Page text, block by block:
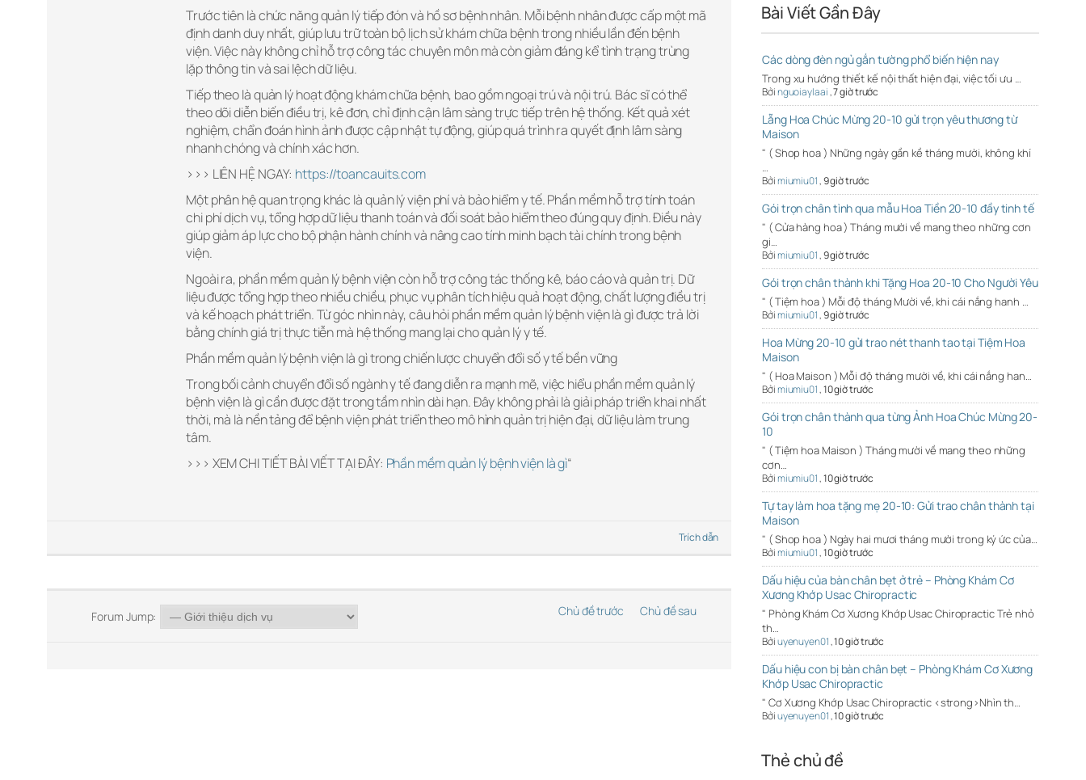
Trước tiên là chức năng quản lý tiếp đón và hồ sơ bệnh nhân. Mỗi bệnh nhân được cấp một mã
định danh duy nhất, giúp lưu trữ toàn bộ lịch sử khám chữa bệnh trong nhiều lần đến bệnh
viện. Việc này không chỉ hỗ trợ công tác chuyên môn mà còn giảm đáng kể tình trạng trùng
lặp thông tin và sai lệch dữ liệu.
Tiếp theo là quản lý hoạt động khám chữa bệnh, bao gồm ngoại trú và nội trú. Bác sĩ có thể
theo dõi diễn biến điều trị, kê đơn, chỉ định cận lâm sàng trực tiếp trên hệ thống. Kết quả xét
nghiệm, chẩn đoán hình ảnh được cập nhật tự động, giúp quá trình ra quyết định lâm sàng
nhanh chóng và chính xác hơn.
>>> LIÊN HỆ NGAY: https://toancauits.com
Một phân hệ quan trọng khác là quản lý viện phí và bảo hiểm y tế. Phần mềm hỗ trợ tính toán
chi phí dịch vụ, tổng hợp dữ liệu thanh toán và đối soát bảo hiểm theo đúng quy định. Điều này
giúp giảm áp lực cho bộ phận hành chính và nâng cao tính minh bạch tài chính trong bệnh
viện.
Ngoài ra, phần mềm quản lý bệnh viện còn hỗ trợ công tác thống kê, báo cáo và quản trị. Dữ
liệu được tổng hợp theo nhiều chiều, phục vụ phân tích hiệu quả hoạt động, chất lượng điều trị
và kế hoạch phát triển. Từ góc nhìn này, câu hỏi phần mềm quản lý bệnh viện là gì được trả lời
bằng chính giá trị thực tiễn mà hệ thống mang lại cho quản lý y tế.
Phần mềm quản lý bệnh viện là gì trong chiến lược chuyển đổi số y tế bền vững
Trong bối cảnh chuyển đổi số ngành y tế đang diễn ra mạnh mẽ, việc hiểu phần mềm quản lý
bệnh viện là gì cần được đặt trong tầm nhìn dài hạn. Đây không phải là giải pháp triển khai nhất
thời, mà là nền tảng để bệnh viện phát triển theo mô hình quản trị hiện đại, dữ liệu làm trung
tâm.
>>> XEM CHI TIẾT BÀI VIẾT TẠI ĐÂY: Phần mềm quản lý bệnh viện là gì“
Trích dẫn
Forum Jump: Chủ đề trước Chủ đề sau
Bài Viết Gần Đây
Các dòng đèn ngủ gắn tường phổ biến hiện nay
Trong xu hướng thiết kế nội thất hiện đại, việc tối ưu …
Bởinguoiaylaai,7 giờ trước
Lẵng Hoa Chúc Mừng 20-10 gửi trọn yêu thương từ
Maison
" ( Shop hoa ) Những ngày gần kề tháng mười, không khí
…
Bởimiumiu01,9 giờ trước
Gói trọn chân tình qua mẫu Hoa Tiền 20-10 đầy tinh tế
" ( Cửa hàng hoa ) Tháng mười về mang theo những cơn
gi…
Bởimiumiu01,9 giờ trước
Gói trọn chân thành khi Tặng Hoa 20-10 Cho Người Yêu
" ( Tiệm hoa ) Mỗi độ tháng Mười về, khi cái nắng hanh …
Bởimiumiu01,9 giờ trước
Hoa Mừng 20-10 gửi trao nét thanh tao tại Tiệm Hoa
Maison
" ( Hoa Maison ) Mỗi độ tháng mười về, khi cái nắng han…
Bởimiumiu01,10 giờ trước
Gói trọn chân thành qua từng Ảnh Hoa Chúc Mừng 20-
10
" ( Tiệm hoa Maison ) Tháng mười về mang theo những
cơn…
Bởimiumiu01,10 giờ trước
Tự tay làm hoa tặng mẹ 20-10: Gửi trao chân thành tại
Maison
" ( Shop hoa ) Ngày hai mươi tháng mười trong ký ức của…
Bởimiumiu01,10 giờ trước
Dấu hiệu của bàn chân bẹt ở trẻ – Phòng Khám Cơ
Xương Khớp Usac Chiropractic
" Phòng Khám Cơ Xương Khớp Usac Chiropractic Trẻ nhỏ
th…
Bởiuyenuyen01,10 giờ trước
Dấu hiệu con bị bàn chân bẹt – Phòng Khám Cơ Xương
Khớp Usac Chiropractic
" Cơ Xương Khớp Usac Chiropractic <strong>Nhìn th…
Bởiuyenuyen01,10 giờ trước
Thẻ chủ đề